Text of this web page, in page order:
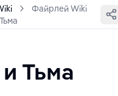
Файрлей Wiki
Тьма